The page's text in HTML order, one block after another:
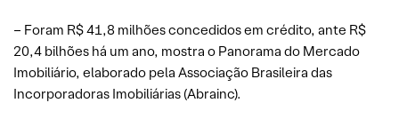
– Foram R$ 41,8 milhões concedidos em crédito, ante R$
20,4 bilhões há um ano, mostra o Panorama do Mercado
Imobiliário, elaborado pela Associação Brasileira das
Incorporadoras Imobiliárias (Abrainc).